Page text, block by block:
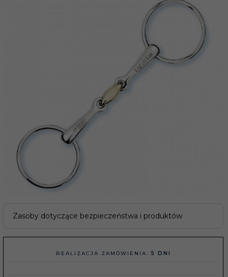
Zasoby dotyczące bezpieczeństwa i produktów
REALIZACJA ZAMÓWIENIA: 5 DNI